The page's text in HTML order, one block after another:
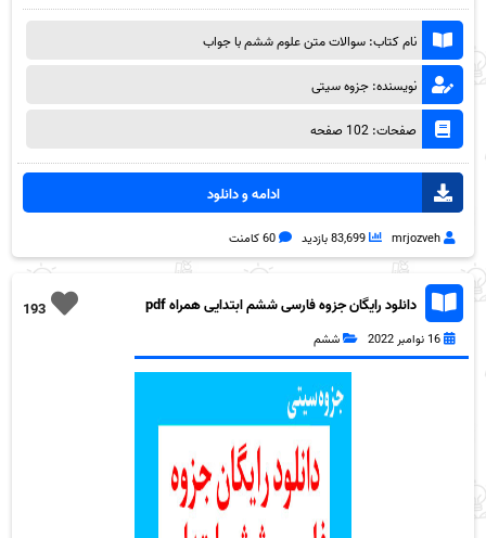
نام کتاب: سوالات متن علوم ششم با جواب
نویسنده: جزوه سیتی
صفحات: 102 صفحه
ادامه و دانلود
mrjozveh 83,699 بازدید 60 کامنت
193 دانلود رایگان جزوه فارسی ششم ابتدایی همراه pdf
16 نوامبر 2022 ششم